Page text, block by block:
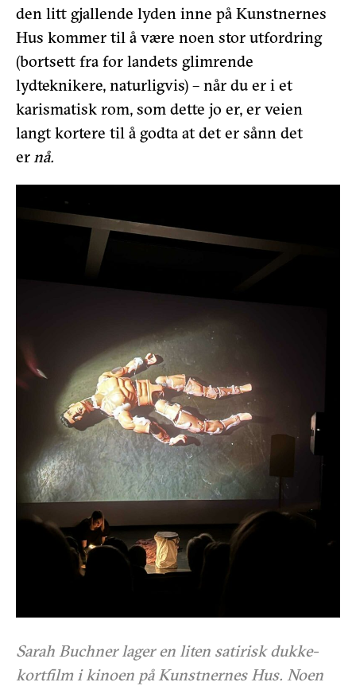
den litt gjallende lyden inne på Kunstnernes
Hus kommer til å være noen stor utfordring
(bortsett fra for landets glimrende
lydteknikere, naturligvis) – når du er i et
karismatisk rom, som dette jo er, er veien
langt kortere til å godta at det er sånn det
er nå.
Sarah Buchner lager en liten satirisk dukke-
kortfilm i kinoen på Kunstnernes Hus. Noen